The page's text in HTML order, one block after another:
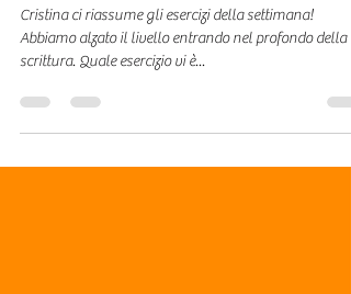
#esercizionline - Episodio 41
Cristina ci riassume gli esercizi della settimana!
scrittura. Quale esercizio vi è...